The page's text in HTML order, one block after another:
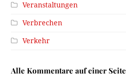
Veranstaltungen
Verbrechen
Verkehr
Alle Kommentare auf einer Seite